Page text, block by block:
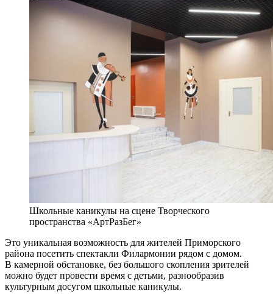
Школьные каникулы на сцене Творческого
пространства «АртРазБег»
Это уникальная возможность для жителей Приморского
района посетить спектакли Филармонии рядом с домом.
В камерной обстановке, без большого скопления зрителей
можно будет провести время с детьми, разнообразив
культурным досугом школьные каникулы.